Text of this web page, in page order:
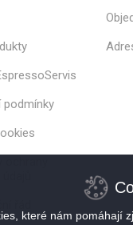
podmínky
které nám pomáhají